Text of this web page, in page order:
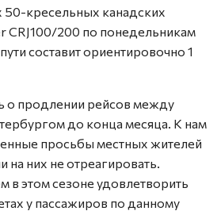
кресельных канадских
CRJ100/200 по понедельникам
составит ориентировочно 1
продлении рейсов между
до конца месяца. К нам
просьбы местных жителей
на них не отреагировать.
в этом сезоне удовлетворить
у пассажиров по данному